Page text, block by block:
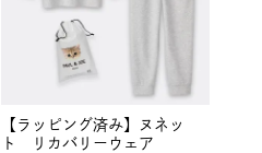
【ラッピング済み】ヌネッ
ト リカバリーウェア